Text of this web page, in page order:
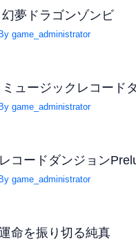
夢ドラゴンゾンビ
game_administrator
ュージックレコード
game_administrator
コードダンジョン
game_administrator
命を振り切る純真